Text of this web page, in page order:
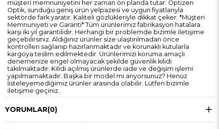
müşteri memnuniyetini her zaman ön planda tutar. Optizen
Optik, sunduğu geniş ürün yelpazesi ve uygun fiyatlarıyla
sektörde fark yaratır. Kaliteli gözlükleriyle dikkat çeker. *Müşteri
Memnuniyeti ve Garanti* Tüm ürünlerimiz fabrikasyon hatalara
karşı iki yıl garantilidir. Herhangi bir problemde bizimle iletişime
geçebilirsiniz. Aldığınız ürünler size ulaştırılmadan önce
kontrolleri sağlanıp hazırlanmaktadır ve korunaklı kutularla
kargoya teslim edilmektedir. Ürünlerimizi koruma amaçlı
denemenize engel olmayacak şekilde güvenlik kilidi
takılmaktadır. Kilidi açılmış ürünlerde iade ve değişim işlemi
yapılmamaktadır. Başka bir model mi arıyorsunuz? Henüz
listeleyemediğimiz ürünler arasında olabilir. Lütfen bizimle
iletişime geçiniz..
YORUMLAR(0)